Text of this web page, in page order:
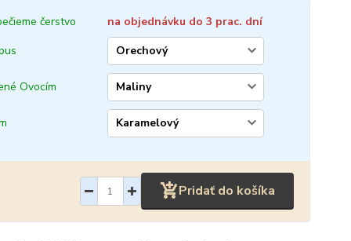
čerstvo
na objednávku do 3 prac. dní
Ovocím
Pridať do košíka